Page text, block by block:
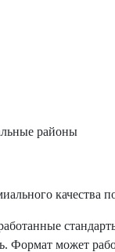
районы
качества
Формат может